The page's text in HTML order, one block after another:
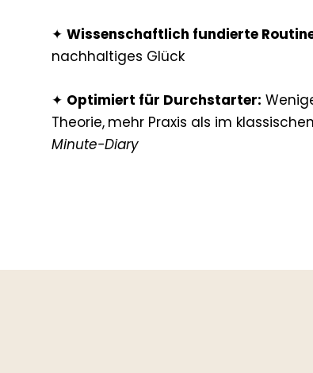
✦ Wissenschaftlich fundierte
nachhaltiges Glück
✦ Optimiert für Durchstarter:
Theorie, mehr Praxis als im klassischen
Minute-Diary